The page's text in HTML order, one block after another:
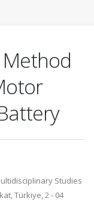
Studies
Türkiye, 2 - 04